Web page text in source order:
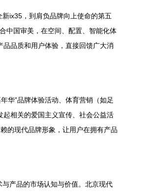
ix35，到肩负品牌向上使命的第五
中国审美，在空间、配置、智能化体
品质和用户体验，直接回馈广大消
华”品牌体验活动、体育营销（如足
相关的爱国主义宣传、社会公益活
的现代品牌形象，让用户在拥有产品
产品的市场认知与价值。北京现代